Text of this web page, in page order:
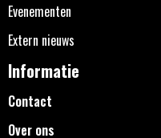
Evenementen
Extern nieuws
Informatie
Contact
Over ons